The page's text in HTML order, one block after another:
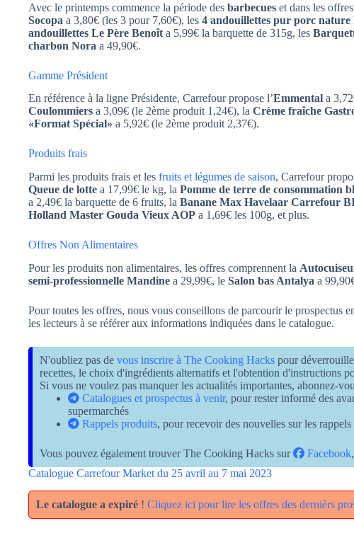
Avec le printemps commence la période des barbecues et dans les
Socopa a 3,80€ (les 3 pour 7,60€), les 4 andouillettes pur porc nature
andouillettes Le Père Benoît a 5,99€ la barquette de 315g, les
charbon Nora a 49,90€.
Gamme Président
En référence à la ligne Présidente, Carrefour propose l’Emmental a
Coulommiers a 3,09€ (le 2ème produit 1,24€), la Crème fraîche
«Format Spécial» a 5,92€ (le 2ème produit 2,37€).
Produits frais
Parmi les produits frais et les fruits et légumes de saison, Carrefour
Queue de lotte a 17,99€ le kg, la Pomme de terre de consommation
a 2,49€ la barquette de 6 fruits, la Banane Max Havelaar Carrefour
Holland Master Gouda Vieux AOP a 1,69€ les 100g, et plus.
Offres Non Alimentaires
Pour les produits non alimentaires, les offres comprennent la
semi-professionnelle Mandine a 29,99€, le Salon bas Antalya a
Pour toutes les offres, nous vous conseillons de parcourir le prospectus
les lecteurs à se référer aux informations indiquées dans le catalogue.
N'oubliez pas de vous inscrire à The Cooking Hacks pour
recettes, le choix d'ingrédients alternatifs et l'obtention d'instructions
Si vous ne voulez pas manquer les actualités importantes, abonnez-
Catalogues et prospectus à venir, pour rester informé des
supermarchés
Rappels produits, pour recevoir des nouvelles sur les
Vous pouvez également trouver The Cooking Hacks sur Facebook,
Catalogue Carrefour Market du 25 avril au 7 mai 2023
Le catalogue a expiré ! Cliquez ici pour lire les offres des dernièrs